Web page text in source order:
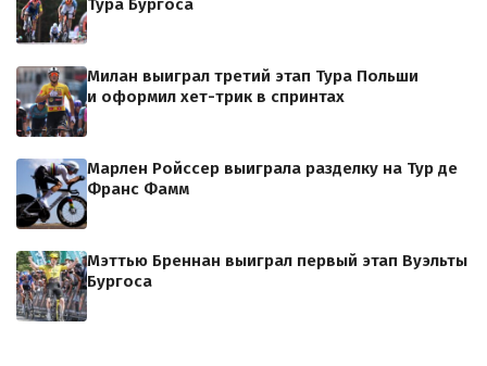
Тура Бургоса
Милан выиграл третий этап Тура Польши
и оформил хет-трик в спринтах
Марлен Ройссер выиграла разделку на Тур де
Франс Фамм
Мэттью Бреннан выиграл первый этап Вуэльты
Бургоса